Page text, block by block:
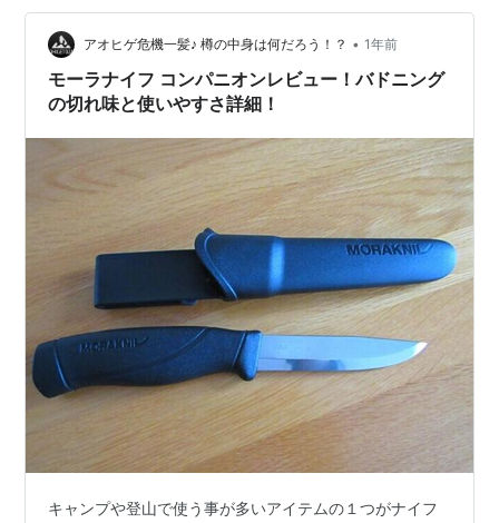
余裕のある広さで快適 実際に使った感想説明書を見な…
アオヒゲ危機一髪♪ 樽の中身は何だろう！？ • 1年前
モーラナイフ コンパニオンレビュー！バドニング
の切れ味と使いやすさ詳細！
キャンプや登山で使う事が多いアイテムの１つがナイフ